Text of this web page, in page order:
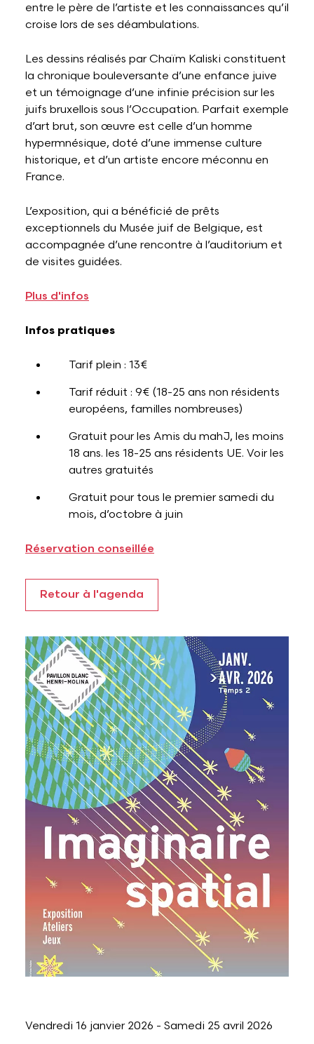
entre le père de l’artiste et les connaissances qu’il
croise lors de ses déambulations.
Les dessins réalisés par Chaïm Kaliski constituent
la chronique bouleversante d’une enfance juive
et un témoignage d’une infinie précision sur les
juifs bruxellois sous l’Occupation. Parfait exemple
d’art brut, son œuvre est celle d’un homme
hypermnésique, doté d’une immense culture
historique, et d’un artiste encore méconnu en
France.
L’exposition, qui a bénéficié de prêts
exceptionnels du Musée juif de Belgique, est
accompagnée d’une rencontre à l’auditorium et
de visites guidées.
Plus d'infos
Infos pratiques
Tarif plein : 13€
Tarif réduit : 9€ (18-25 ans non résidents
européens, familles nombreuses)
Gratuit pour les Amis du mahJ, les moins
18 ans. les 18-25 ans résidents UE. Voir les
autres gratuités
Gratuit pour tous le premier samedi du
mois, d’octobre à juin
Réservation conseillée
Retour à l'agenda
Voir l'image
Vendredi 16 janvier 2026 - Samedi 25 avril 2026